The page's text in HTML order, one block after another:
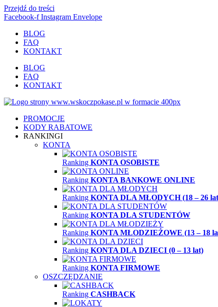
Przejdź do treści
Facebook-f Instagram Envelope
BLOG
FAQ
KONTAKT
BLOG
FAQ
KONTAKT
PROMOCJE
KODY RABATOWE
RANKINGI
KONTA
Ranking KONTA OSOBISTE
Ranking KONTA BANKOWE ONLINE
Ranking KONTA DLA MŁODYCH (18 – 26
Ranking KONTA DLA STUDENTÓW
Ranking KONTA MŁODZIEŻOWE (13 – 18
Ranking KONTA DLA DZIECI (0 – 13 lat)
Ranking KONTA FIRMOWE
OSZCZĘDZANIE
Ranking CASHBACK